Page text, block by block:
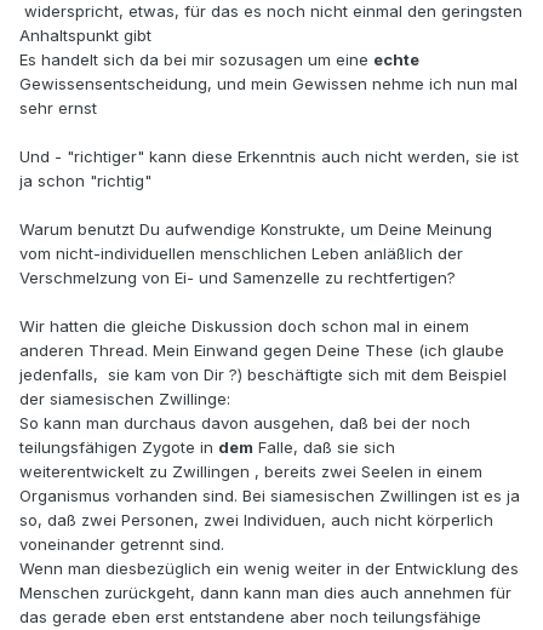
widerspricht, etwas, für das es noch nicht einmal den geringsten
Anhaltspunkt gibt
Es handelt sich da bei mir sozusagen um eine echte
Gewissensentscheidung, und mein Gewissen nehme ich nun mal
sehr ernst
Und - "richtiger" kann diese Erkenntnis auch nicht werden, sie ist
ja schon "richtig"
Warum benutzt Du aufwendige Konstrukte, um Deine Meinung
vom nicht-individuellen menschlichen Leben anläßlich der
Verschmelzung von Ei- und Samenzelle zu rechtfertigen?
Wir hatten die gleiche Diskussion doch schon mal in einem
anderen Thread. Mein Einwand gegen Deine These (ich glaube
jedenfalls, sie kam von Dir ?) beschäftigte sich mit dem Beispiel
der siamesischen Zwillinge:
So kann man durchaus davon ausgehen, daß bei der noch
teilungsfähigen Zygote in dem Falle, daß sie sich
weiterentwickelt zu Zwillingen , bereits zwei Seelen in einem
Organismus vorhanden sind. Bei siamesischen Zwillingen ist es ja
so, daß zwei Personen, zwei Individuen, auch nicht körperlich
voneinander getrennt sind.
Wenn man diesbezüglich ein wenig weiter in der Entwicklung des
Menschen zurückgeht, dann kann man dies auch annehmen für
das gerade eben erst entstandene aber noch teilungsfähige